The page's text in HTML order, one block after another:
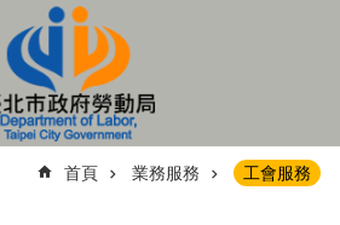
首頁 業務服務 工會服務